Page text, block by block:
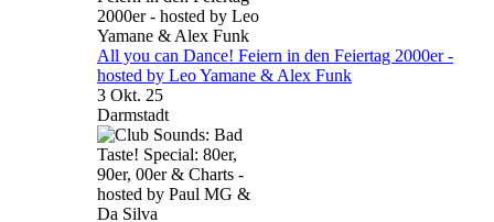
All you can Dance! Feiern in den Feiertag 2000er -
hosted by Leo Yamane & Alex Funk
3 Okt. 25
Darmstadt